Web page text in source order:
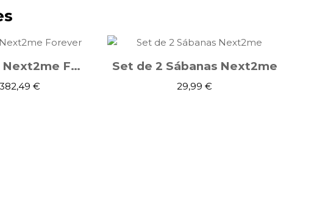
Cuna Colecho Next2me Forever
382,49 €
Set de 2 Sábanas Next2me
29,99 €